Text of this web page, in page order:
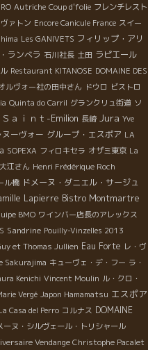
Autriche Coup d'folie フレンチレスト
ァトン Encore Canicule France スイー
Les GANIVETS フィリップ・アリ
ランベラ 石川社長 土田 ラピエール
Restaurant KITANOSE DOMAINE DES
ルヴォー社の田中さん ドウロ ビストロ
Quinta do Carril グランクリュ街道 ソ
Ｓａｉｎｔ-Emilion 長崎 Jura Yve
ーヴォー グループ・エスポア LA
SOPEXA フィロキセラ オザミ東京 La
大江さん Henri Frédérique Roch
ル橋 ドメーヌ・ダニエル・サージュ
Lapierre Bistro Montmartre
BMO ワインバー店長のアレックス
Sandrine Pouilly-Vinzelles 2013
et Thomas Jullien Eau Forte レ・ヴ
Sakurajima キューヴェ・デ・フー ラ・
Kenichi Vincent Moulin ル・クロ・
Vergé Japon Hamamatsu エスポア
Casa del Perro コルナス DOMAINE
ーヌ・シルヴェール・トリシャール
Vendange Christophe Pacalet